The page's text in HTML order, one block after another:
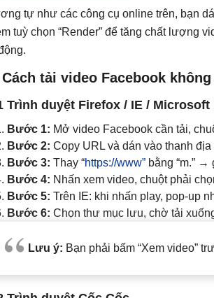
tự như các công cụ online trên, bạn
tuỳ chọn “Render” để tăng chất lượng
tải video Facebook
Trình duyệt Firefox / IE / Microsoft
Bước 1: Mở video Facebook cần tải,
Bước 2: Copy URL và dán vào thanh
Bước 3: Thay “https://www” bằng “m.”
Bước 4: Nhấn xem video, chuột phải
Bước 5: Trên IE: khi nhấn play, pop-up
Bước 6: Chọn thư mục lưu, chờ tải
Lưu ý: Bạn phải bấm “Xem video”